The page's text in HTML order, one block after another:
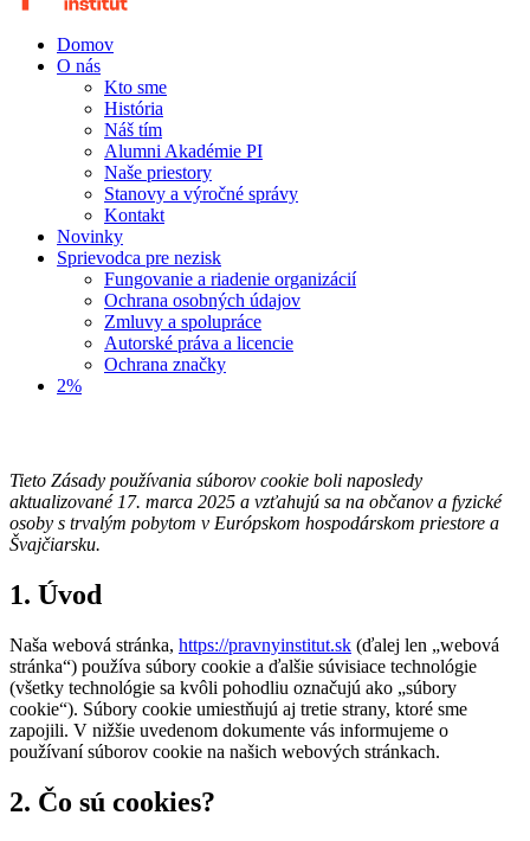
Domov
O nás
Kto sme
História
Náš tím
Alumni Akadémie PI
Naše priestory
Stanovy a výročné správy
Kontakt
Novinky
Sprievodca pre nezisk
Fungovanie a riadenie organizácií
Ochrana osobných údajov
Zmluvy a spolupráce
Autorské práva a licencie
Ochrana značky
2%
Tieto Zásady používania súborov cookie boli naposledy
aktualizované 17. marca 2025 a vzťahujú sa na občanov a fyzické
osoby s trvalým pobytom v Európskom hospodárskom priestore a
Švajčiarsku.
1. Úvod
Naša webová stránka, https://pravnyinstitut.sk (ďalej len „webová
stránka“) používa súbory cookie a ďalšie súvisiace technológie
(všetky technológie sa kvôli pohodliu označujú ako „súbory
cookie“). Súbory cookie umiestňujú aj tretie strany, ktoré sme
zapojili. V nižšie uvedenom dokumente vás informujeme o
používaní súborov cookie na našich webových stránkach.
2. Čo sú cookies?